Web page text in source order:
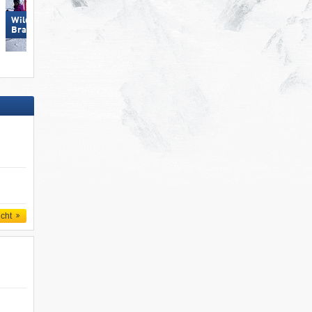
Wildkogel – Neukirchen/​
Bramberg
Zillertal Arena